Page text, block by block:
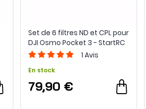
Set de 6 filtres ND et CPL pour
DJI Osmo Pocket 3 - StartRC
1 Avis
En stock
79,90 €